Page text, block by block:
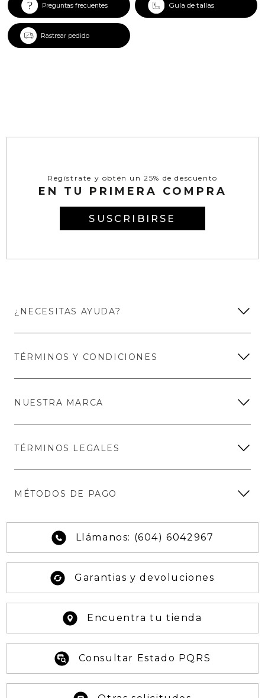
Preguntas frecuentes Guía de tallas
Rastrear pedido
Regístrate y obtén un 25% de descuento
EN TU PRIMERA COMPRA
SUSCRIBIRSE
¿NECESITAS AYUDA?
TÉRMINOS Y CONDICIONES
NUESTRA MARCA
TÉRMINOS LEGALES
MÉTODOS DE PAGO
Llámanos: (604) 6042967
Garantias y devoluciones
Encuentra tu tienda
Consultar Estado PQRS